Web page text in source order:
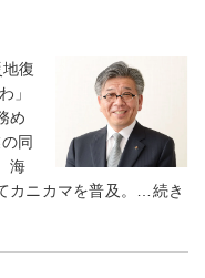
復
」
め
同
海
カニカマを普及。…続き